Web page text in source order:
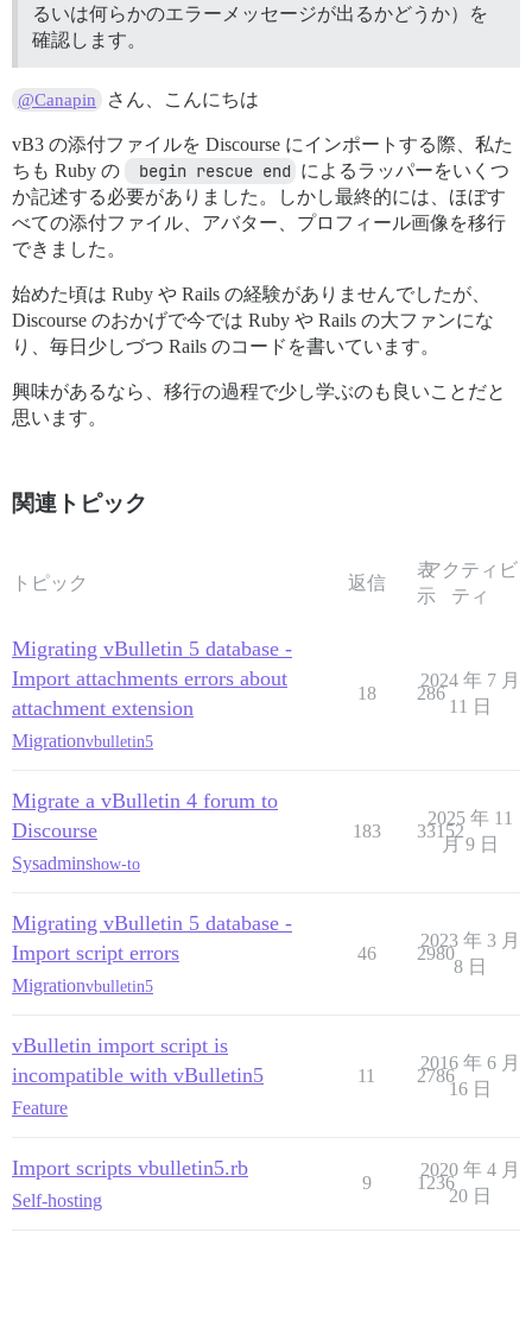
るいは何らかのエラーメッセージが出るかどうか）を
確認します。
@Canapin さん、こんにちは
vB3 の添付ファイルを Discourse にインポートする際、私た
ちも Ruby の
begin rescue end によるラッパーをいくつ
か記述する必要がありました。しかし最終的には、ほぼす
べての添付ファイル、アバター、プロフィール画像を移行
できました。
始めた頃は Ruby や Rails の経験がありませんでしたが、
Discourse のおかげで今では Ruby や Rails の大ファンにな
り、毎日少しづつ Rails のコードを書いています。
興味があるなら、移行の過程で少し学ぶのも良いことだと
思います。
関連トピック
トピック 返信
表
示
アクティビ
ティ
Migrating vBulletin 5 database -
Import attachments errors about
attachment extension
Migrationvbulletin5
18 286
2024 年 7 月
11 日
Migrate a vBulletin 4 forum to
Discourse
Sysadminshow-to
183 33152
2025 年 11
月 9 日
Migrating vBulletin 5 database -
Import script errors
Migrationvbulletin5
46 2980
2023 年 3 月
8 日
vBulletin import script is
incompatible with vBulletin5
Feature
11 2786
2016 年 6 月
16 日
Import scripts vbulletin5.rb
Self-hosting
9 1236
2020 年 4 月
20 日